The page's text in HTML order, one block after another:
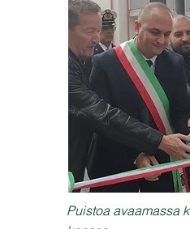
Puistoa avaamassa